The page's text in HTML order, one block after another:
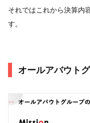
それではこれから決算内
す。
オールアバウト